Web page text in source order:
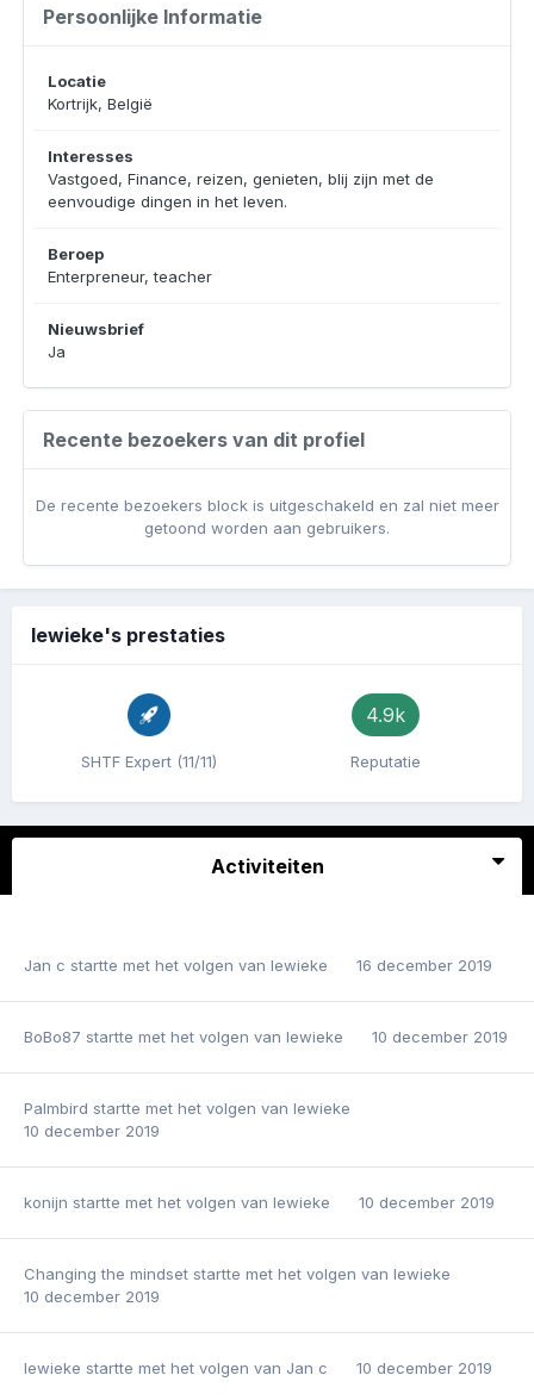
Persoonlijke Informatie
Locatie
Kortrijk, België
Interesses
Vastgoed, Finance, reizen, genieten, blij zijn met de
eenvoudige dingen in het leven.
Beroep
Enterpreneur, teacher
Nieuwsbrief
Ja
Recente bezoekers van dit profiel
De recente bezoekers block is uitgeschakeld en zal niet meer
getoond worden aan gebruikers.
lewieke's prestaties
SHTF Expert (11/11)
4.9k
Reputatie
Activiteiten
Jan c startte met het volgen van lewieke 16 december 2019
BoBo87 startte met het volgen van lewieke 10 december 2019
Palmbird startte met het volgen van lewieke
10 december 2019
konijn startte met het volgen van lewieke 10 december 2019
Changing the mindset startte met het volgen van lewieke
10 december 2019
lewieke startte met het volgen van Jan c 10 december 2019